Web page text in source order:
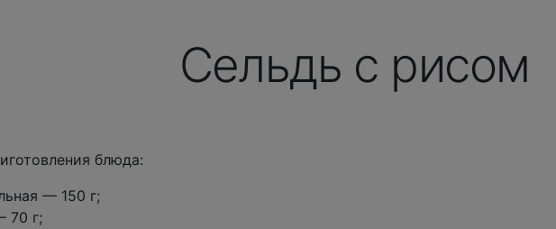
Сельдь с рисом
блюда:
— 150 г;
70 г;